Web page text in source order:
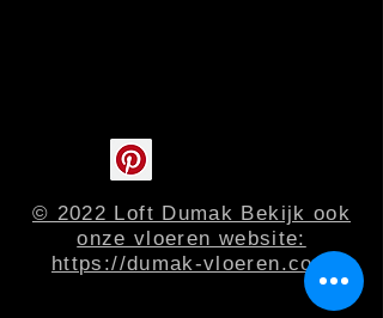
© 2022 Loft Dumak Bekijk ook
onze vloeren website:
https://dumak-vloeren.com